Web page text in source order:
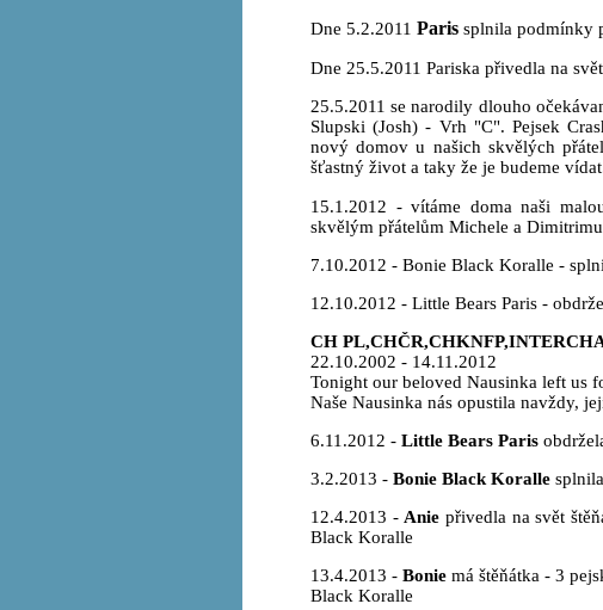
Dne 5.2.2011 Paris splnila podmínky
Dne 25.5.2011 Pariska přivedla na
25.5.2011 se narodily dlouho
Slupski (Josh) - Vrh "C". Pejsek
nový domov u našich skvělých
šťastný život a taky že je budeme
15.1.2012 - vítáme doma naši
skvělým přátelům Michele a
7.10.2012 - Bonie Black Koralle -
12.10.2012 - Little Bears Paris -
CH
22.10.2002 - 14.11.2012
Tonight our beloved Nausinka left us
Naše Nausinka nás opustila navždy,
6.11.2012 - Little Bears Paris
3.2.2013 - Bonie Black Koralle
12.4.2013 - Anie přivedla na svět
Black Koralle
13.4.2013 - Bonie má štěňátka - 3
Black Koralle